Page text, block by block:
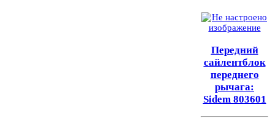
Передний
сайлентблок
переднего
рычага:
Sidem 803601